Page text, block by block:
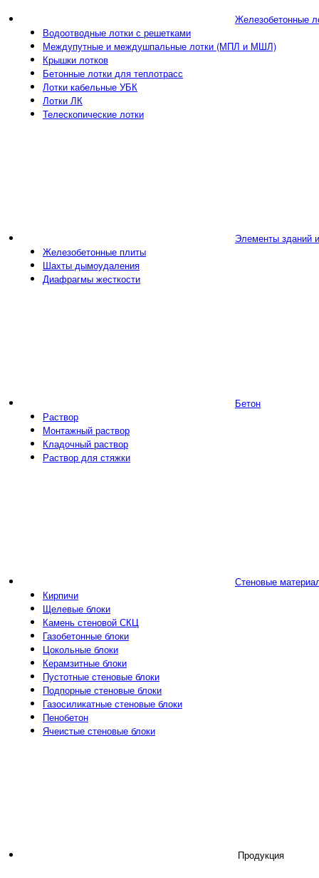
Железобетонные
Водоотводные лотки с решетками
Междупутные и междушпальные лотки (МПЛ и МШЛ)
Крышки лотков
Бетонные лотки для теплотрасс
Лотки кабельные УБК
Лотки ЛК
Телескопические лотки
Элементы зданий
Железобетонные плиты
Шахты дымоудаления
Диафрагмы жесткости
Бетон
Раствор
Монтажный раствор
Кладочный раствор
Раствор для стяжки
Стеновые
Кирпичи
Щелевые блоки
Камень стеновой СКЦ
Газобетонные блоки
Цокольные блоки
Керамзитные блоки
Пустотные стеновые блоки
Подпорные стеновые блоки
Газосиликатные стеновые блоки
Пенобетон
Ячеистые стеновые блоки
Продукция